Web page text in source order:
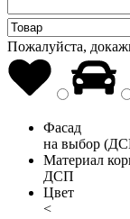
Пожалуйста,
Фасад
на выбор
Материал
ДСП
Цвет
<